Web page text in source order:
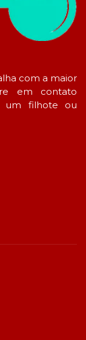
com a maior
em contato
um filhote ou